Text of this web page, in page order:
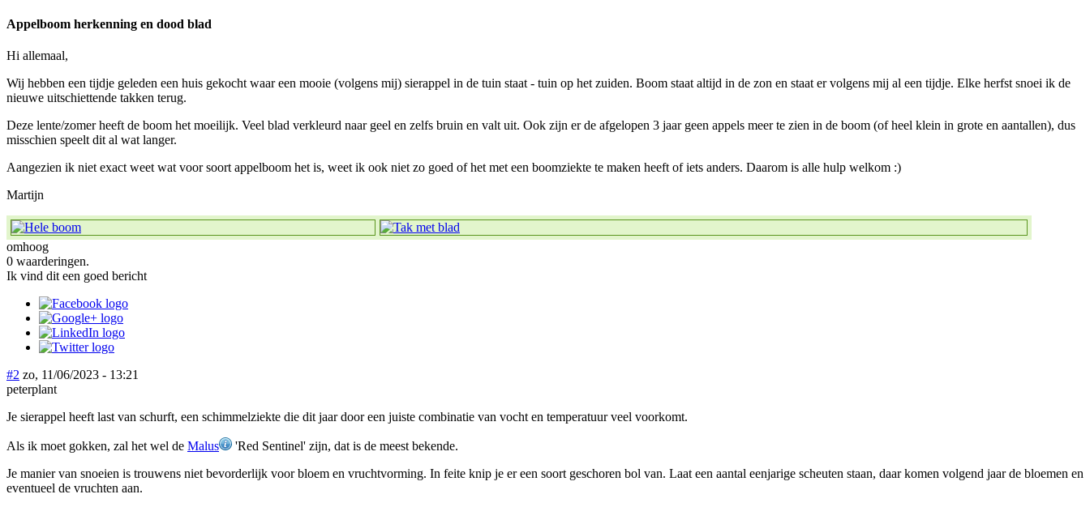
Appelboom herkenning en dood blad
Hi allemaal,
Wij hebben een tijdje geleden een huis gekocht waar een mooie (volgens mij) sierappel in de tuin staat - tuin op het zuiden. Boom staat altijd in de zon en staat er volgens mij al een tijdje. Elke herfst snoei ik de
nieuwe uitschiettende takken terug.
Deze lente/zomer heeft de boom het moeilijk. Veel blad verkleurd naar geel en zelfs bruin en valt uit. Ook zijn er de afgelopen 3 jaar geen appels meer te zien in de boom (of heel klein in grote en aantallen), dus
misschien speelt dit al wat langer.
Aangezien ik niet exact weet wat voor soort appelboom het is, weet ik ook niet zo goed of het met een boomziekte te maken heeft of iets anders. Daarom is alle hulp welkom :)
Martijn
omhoog
0 waarderingen.
Ik vind dit een goed bericht
#2 zo, 11/06/2023 - 13:21
peterplant
Je sierappel heeft last van schurft, een schimmelziekte die dit jaar door een juiste combinatie van vocht en temperatuur veel voorkomt.
Als ik moet gokken, zal het wel de Malus
'Red Sentinel' zijn, dat is de meest bekende.
Je manier van snoeien is trouwens niet bevorderlijk voor bloem en vruchtvorming. In feite knip je er een soort geschoren bol van. Laat een aantal eenjarige scheuten staan, daar komen volgend jaar de bloemen en
eventueel de vruchten aan.